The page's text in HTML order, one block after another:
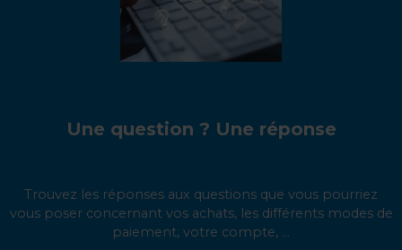
Une question ? Une réponse
Trouvez les réponses aux questions que vous pourriez
vous poser concernant vos achats, les différents modes de
paiement, votre compte, ...